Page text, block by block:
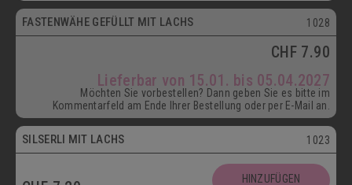
FASTENWÄHE GEFÜLLT MIT LACHS 1028
CHF 7.90
Lieferbar von 15.01. bis 05.04.2027
Möchten Sie vorbestellen? Dann geben Sie es bitte im
Kommentarfeld am Ende Ihrer Bestellung oder per E-Mail an.
SILSERLI MIT LACHS 1023
HINZUFÜGEN